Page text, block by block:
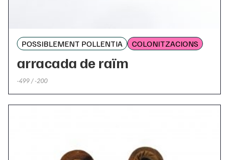
POSSIBLEMENT POLLENTIA COLONITZACIONS
arracada de raïm
-499 / -200